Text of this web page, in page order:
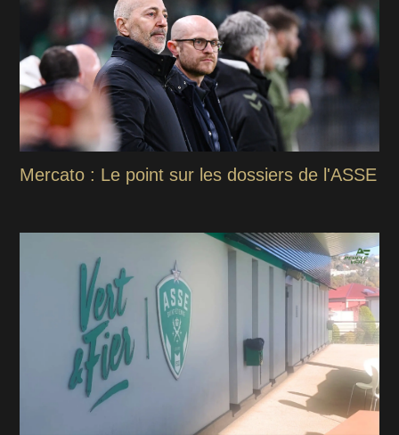
Mercato : Le point sur les dossiers de l'ASSE